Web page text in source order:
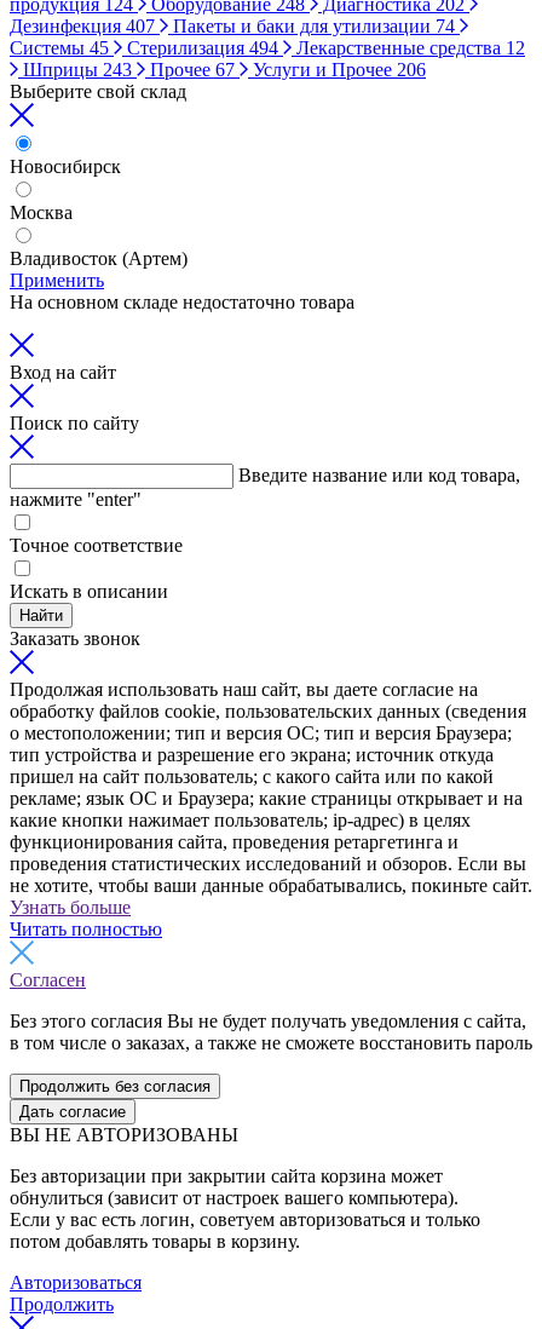
продукция 124 Оборудование 248 Диагностика 202
Дезинфекция 407 Пакеты и баки для утилизации 74
Системы 45 Стерилизация 494 Лекарственные средства 12
Шприцы 243 Прочее 67 Услуги и Прочее 206
Выберите свой склад
Новосибирск
Москва
Владивосток (Артем)
Применить
На основном складе недостаточно товара
Вход на сайт
Поиск по сайту
Введите название или код товара,
нажмите "enter"
Точное соответствие
Искать в описании
Найти
Заказать звонок
Продолжая использовать наш сайт, вы даете согласие на
обработку файлов cookie, пользовательских данных (сведения
о местоположении; тип и версия ОС; тип и версия Браузера;
тип устройства и разрешение его экрана; источник откуда
пришел на сайт пользователь; с какого сайта или по какой
рекламе; язык ОС и Браузера; какие страницы открывает и на
какие кнопки нажимает пользователь; ip-адрес) в целях
функционирования сайта, проведения ретаргетинга и
проведения статистических исследований и обзоров. Если вы
не хотите, чтобы ваши данные обрабатывались, покиньте сайт.
Узнать больше
Читать полностью
Согласен
Без этого согласия Вы не будет получать уведомления с сайта,
в том числе о заказах, а также не сможете восстановить пароль
Продолжить без согласия
Дать согласие
ВЫ НЕ АВТОРИЗОВАНЫ
Без авторизации при закрытии сайта корзина может
обнулиться (зависит от настроек вашего компьютера).
Если у вас есть логин, советуем авторизоваться и только
потом добавлять товары в корзину.
Авторизоваться
Продолжить